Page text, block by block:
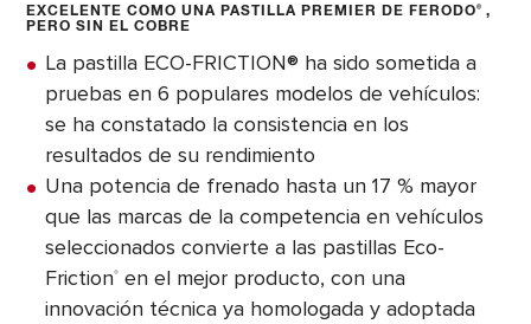
EXCELENTE COMO UNA PASTILLA PREMIER DE FERODO®
,
PERO SIN EL COBRE
La pastilla ECO-FRICTION® ha sido sometida a
pruebas en 6 populares modelos de vehículos:
se ha constatado la consistencia en los
resultados de su rendimiento
Una potencia de frenado hasta un 17 % mayor
que las marcas de la competencia en vehículos
seleccionados convierte a las pastillas Eco-
Friction® en el mejor producto, con una
innovación técnica ya homologada y adoptada